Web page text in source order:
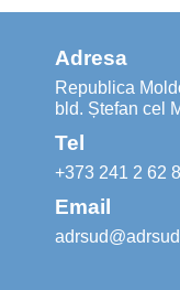
Adresa
Republica
bld. Ștefan cel
Tel
+373 241 2 62
Email